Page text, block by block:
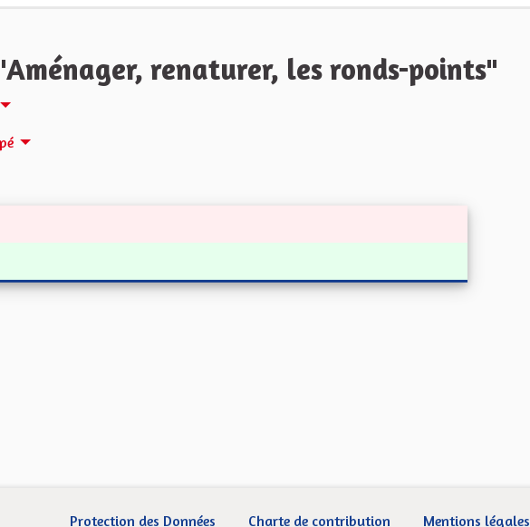
renaturer, les ronds-points"
Protection des Données Charte de contribution Mentions légales